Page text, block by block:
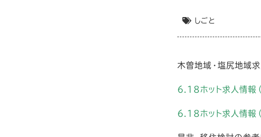
しごと
木曽地域・塩尻地域求
6.18ホット求人情報（
6.18ホット求人情報（